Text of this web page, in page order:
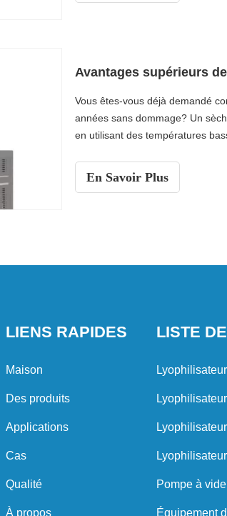
Vous êtes-vous déjà demandé
années sans dommage? Un
en utilisant des températures
En Savoir Plus
LIENS RAPIDES
Maison
Des produits
Applications
Cas
Qualité
À propos
LISTE
Pompe à vide
Équipement